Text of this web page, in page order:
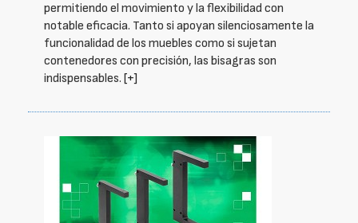
permitiendo el movimiento y la flexibilidad con
notable eficacia. Tanto si apoyan silenciosamente la
funcionalidad de los muebles como si sujetan
contenedores con precisión, las bisagras son
indispensables. [+]